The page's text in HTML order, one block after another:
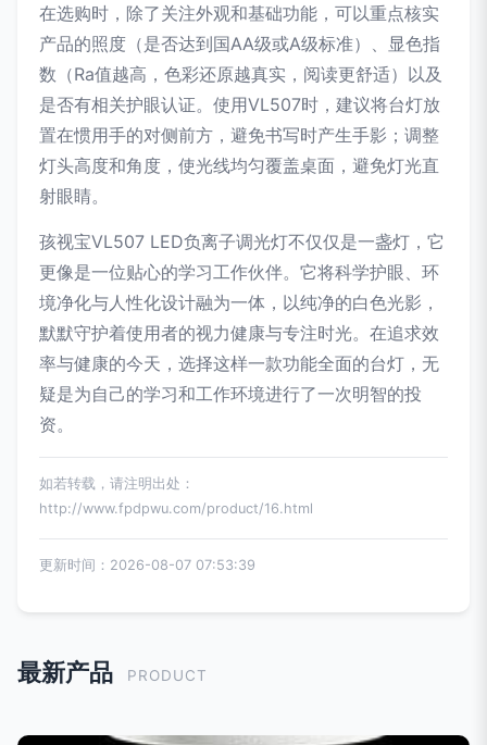
在选购时，除了关注外观和基础功能，可以重点核实
产品的照度（是否达到国AA级或A级标准）、显色指
数（Ra值越高，色彩还原越真实，阅读更舒适）以及
是否有相关护眼认证。使用VL507时，建议将台灯放
置在惯用手的对侧前方，避免书写时产生手影；调整
灯头高度和角度，使光线均匀覆盖桌面，避免灯光直
射眼睛。
孩视宝VL507 LED负离子调光灯不仅仅是一盏灯，它
更像是一位贴心的学习工作伙伴。它将科学护眼、环
境净化与人性化设计融为一体，以纯净的白色光影，
默默守护着使用者的视力健康与专注时光。在追求效
率与健康的今天，选择这样一款功能全面的台灯，无
疑是为自己的学习和工作环境进行了一次明智的投
资。
如若转载，请注明出处：
http://www.fpdpwu.com/product/16.html
更新时间：2026-08-07 07:53:39
最新产品 PRODUCT